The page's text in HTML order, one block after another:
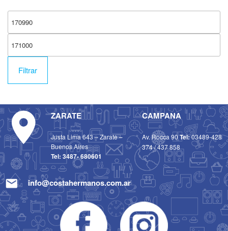
Filtrar
ZARATE
Justa Lima 643 – Zarate –
Buenos Aires
Tel: 3487- 680601
CAMPANA
Av. Rocca 90Tel:03489-428
374/437 858
info@costahermanos.com.ar